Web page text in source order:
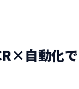
自動化